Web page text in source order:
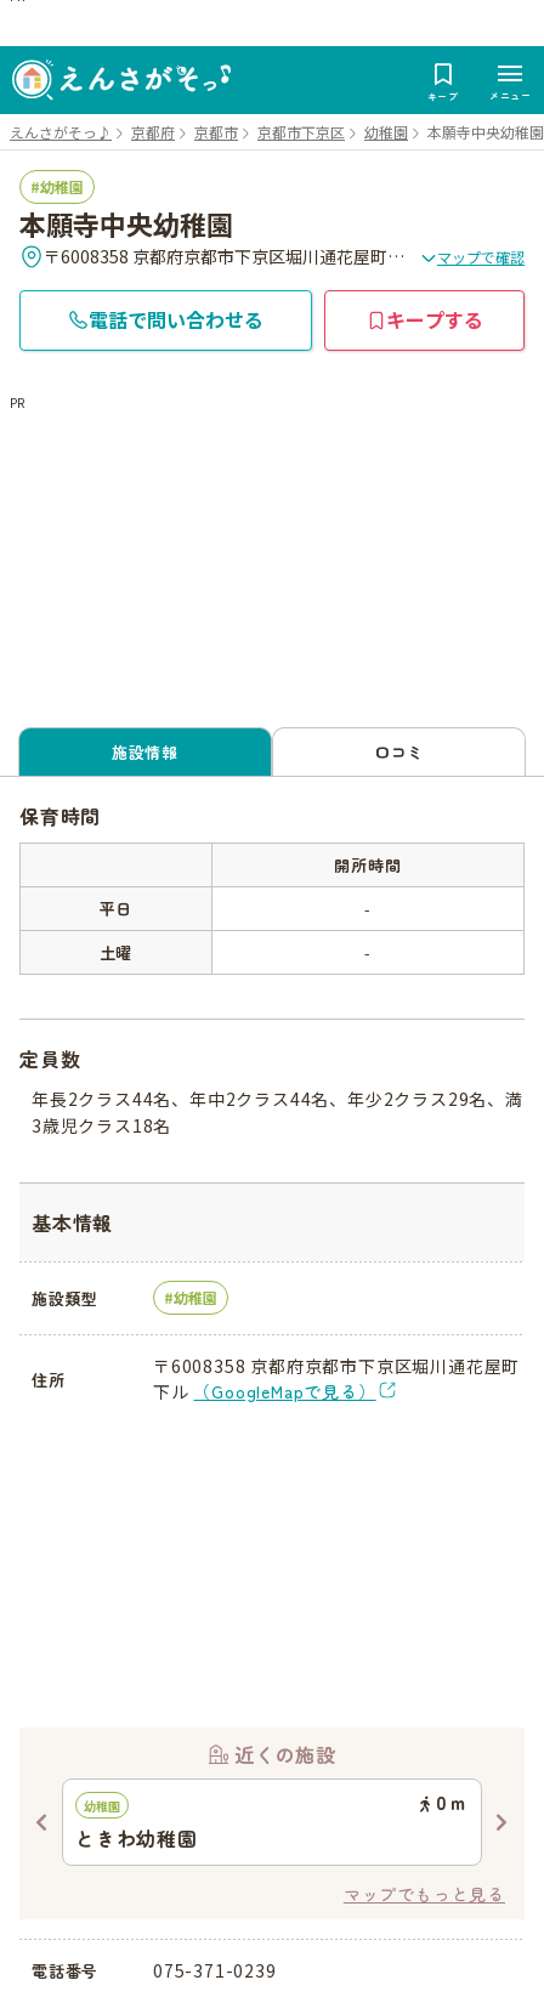
キープ メニュー
えんさがそっ♪ 京都府 京都市 京都市下京区 幼稚園 本願寺中央幼稚園
幼稚園
本願寺中央幼稚園
〒6008358 京都府京都市下京区堀川通花屋町下ル マップで確認
電話で問い合わせる キープする
PR
施設情報 口コミ
保育時間
開所時間
平日
-
土曜
-
定員数
年長2クラス44名、年中2クラス44名、年少2クラス29名、満
3歳児クラス18名
基本情報
施設類型 幼稚園
住所
〒6008358 京都府京都市下京区堀川通花屋町
下ル
（GoogleMapで見る）
近くの施設
幼稚園 0 ｍ
ときわ幼稚園
マップでもっと見る
電話番号 075-371-0239